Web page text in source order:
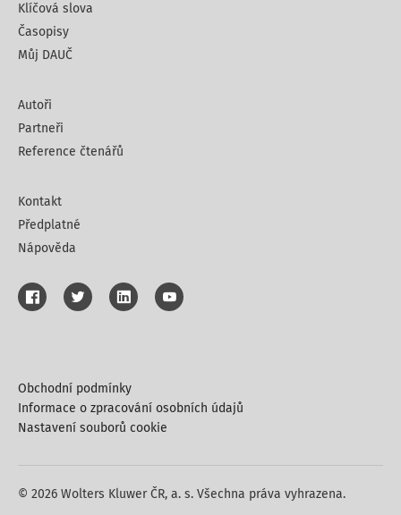
Klíčová slova
Časopisy
Můj DAUČ
Autoři
Partneři
Reference čtenářů
Kontakt
Předplatné
Nápověda
© 2026 Wolters Kluwer ČR, a. s. Všechna práva vyhrazena.
Obchodní podmínky
Informace o zpracování osobních údajů
Nastavení souborů cookie